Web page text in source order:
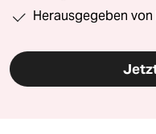
Herausgegeben von